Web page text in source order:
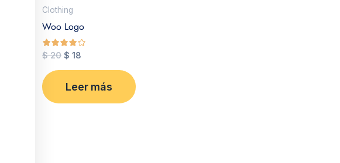
Clothing
Woo Logo
de 5
$20 $ 18
Leer más